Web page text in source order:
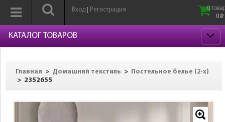
Вход Регистрация
0
0 p
КАТАЛОГ ТОВАРОВ
Главная > Домашний текстиль > Постельное белье (2-х)
> 2352655